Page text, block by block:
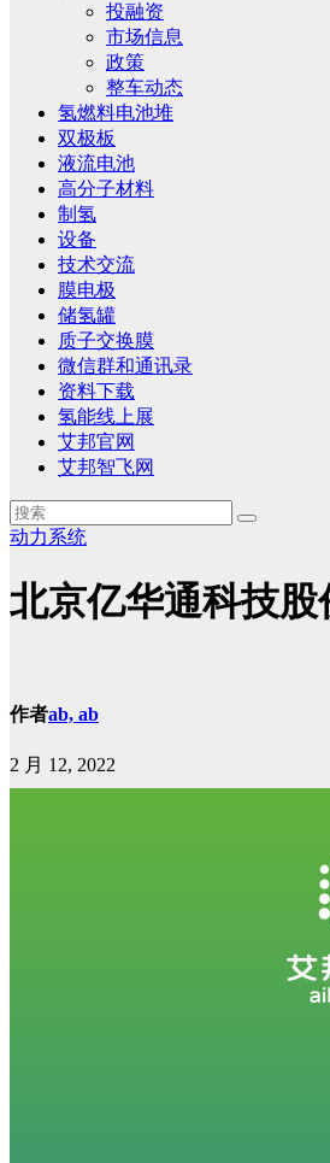
投融资
市场信息
政策
整车动态
氢燃料电池堆
双极板
液流电池
高分子材料
制氢
设备
技术交流
膜电极
储氢罐
质子交换膜
微信群和通讯录
资料下载
氢能线上展
艾邦官网
艾邦智飞网
动力系统
北京亿华通科技
作者ab, ab
2 月 12, 2022